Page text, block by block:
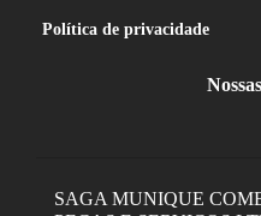
Política de privacidade
SAGA MUNIQUE